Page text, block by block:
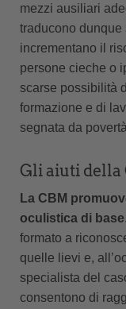
mezzi ausiliari
traducono
incrementano il
persone cieche o
scarse possibilità
formazione e di
segnata da
Gli aiuti della
La CBM
oculistica di base
formato a
quelle lievi e,
specialista del
consentono di